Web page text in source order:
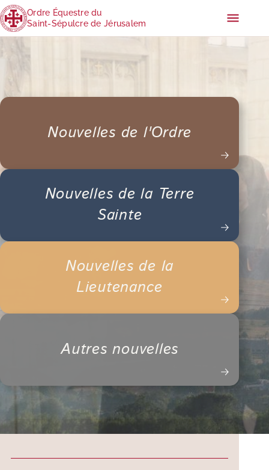
Ordre Équestre du
Saint-Sépulcre de Jérusalem
Nouvelles de l'Ordre
Nouvelles de la Terre
Sainte
Nouvelles de la
Lieutenance
Autres nouvelles